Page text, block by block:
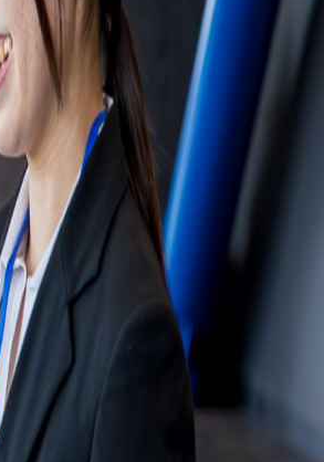
致します。
た方は受付完了、未着の方は